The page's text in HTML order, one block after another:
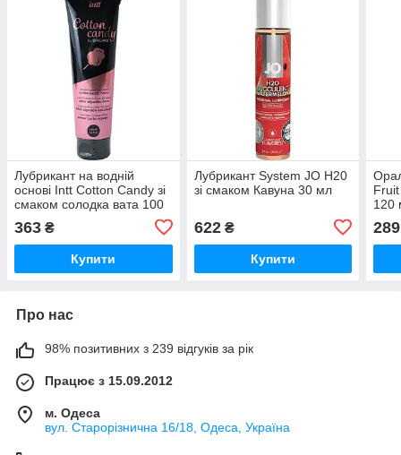
Лубрикант на водній
основі Intt Cotton Candy зі
смаком солодка вата 100
363 ₴
Купити
Лубрикант System JO H20
зі смаком Кавуна 30 мл
622₴
Купити
Fruit
120
289
Про нас
98% позитивних з 239 відгуків за рік
Працює з 15.09.2012
м. Одеса
вул. Старорізнична 16/18, Одеса, Україна